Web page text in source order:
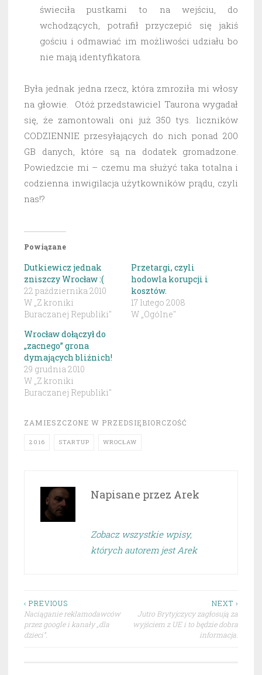
świeciła pustkami to na wejściu, do
wchodzących, potrafił przyczepić się jakiś
gościu i odmawiać im możliwości udziału bo
nie mają identyfikatora.
Była jednak jedna rzecz, która zmroziła mi włosy
na głowie. Otóż przedstawiciel Taurona wygadał
się, że zamontowali oni już 350 tys. liczników
CODZIENNIE przesyłających do nich ponad 200
GB danych, które są na dodatek gromadzone.
Powiedzcie mi – czemu ma służyć taka totalna i
codzienna inwigilacja użytkowników prądu, czyli
nas!?
Powiązane
Dutkiewicz jednak
zniszczy Wrocław :(
22 października 2010
W „Z kroniki
Buraczanej Republiki"
Przetargi, czyli
hodowla korupcji i
kosztów.
17 lutego 2008
W „Ogólne"
Wrocław dołączył do
„zacnego” grona
dymających bliźnich!
29 grudnia 2010
W „Z kroniki
Buraczanej Republiki"
ZAMIESZCZONE W PRZEDSIĘBIORCZOŚĆ
2016 STARTUP WROCŁAW
Napisane przez Arek
Zobacz wszystkie wpisy,
których autorem jest Arek
Nawigacja
wpisu
‹ PREVIOUS
Naciąganie reklamodawców
przez google i kanały „dla
dzieci”.
NEXT ›
Jutro Brytyjczycy zagłosują za
wyjściem z UE i to będzie dobra
informacja.